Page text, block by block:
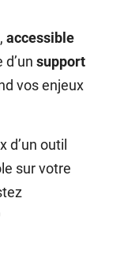
,accessible
d’unsupport
vos enjeux
d’un outil
sur votre